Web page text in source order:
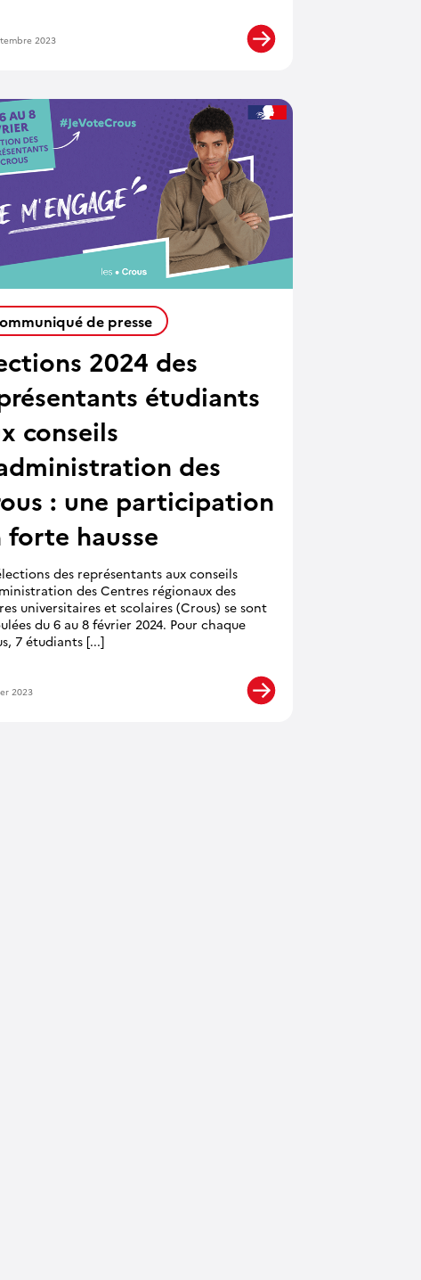
2023
2024 des
étudiants
conseils
des
: une participation
forte hausse
de presse
des représentants aux conseils
des Centres régionaux des
universitaires et scolaires (Crous) se sont
du 6 au 8 février 2024. Pour chaque
7 étudiants [...]
2023